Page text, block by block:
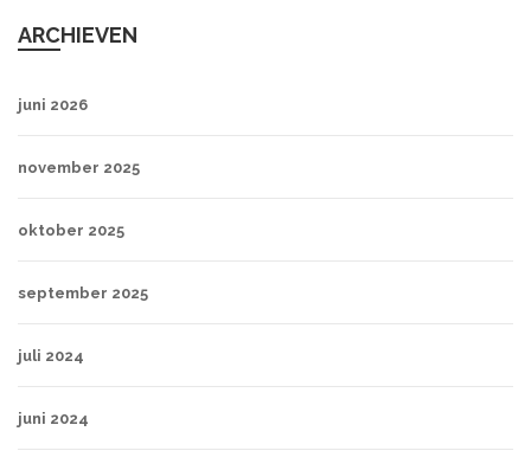
ARCHIEVEN
juni 2026
november 2025
oktober 2025
september 2025
juli 2024
juni 2024